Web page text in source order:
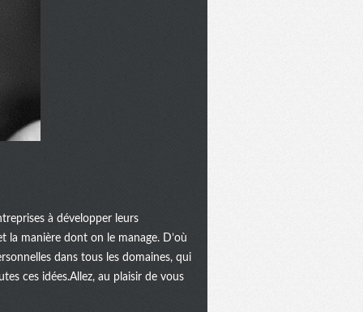
à développer leurs
manière dont on le manage. D’où
dans tous les domaines, qui
ces idées.Allez, au plaisir de vous